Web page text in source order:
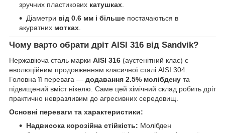
зручних пластикових катушках
Діаметри від 0.6 мм і більше постачаються в
акуратних мотках
Чому варто обрати дріт AISI 316 від Sandvik?
Нержавіюча сталь марки AISI 316 (аустенітний клас) є
еволюційним продовженням класичної сталі AISI 304.
Головна її перевага — додавання 2.5% молібдену та
підвищений вміст нікелю. Саме цей хімічний склад робить дріт
практично невразливим до агресивних середовищ.
Основні переваги та характеристики:
Надвисока корозійна стійкість: Молібден